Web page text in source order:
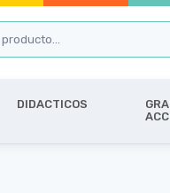
DIDACTICOS